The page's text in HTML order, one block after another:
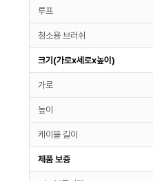
루프
청소용 브러쉬
크기(가로x세로x높이)
가로
높이
케이블 길이
제품 보증